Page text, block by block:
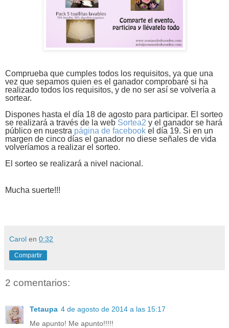
Comprueba que cumples todos los requisitos, ya que una
vez que sepamos quien es el ganador comprobaré si ha
realizado todos los requisitos, y de no ser así se volvería a
sortear.
Dispones hasta el día 18 de agosto para participar. El sorteo
se realizará a través de la web Sortea2 y el ganador se hará
público en nuestra página de facebook el día 19. Si en un
margen de cinco días el ganador no diese señales de vida
volveríamos a realizar el sorteo.
El sorteo se realizará a nivel nacional.
Mucha suerte!!!
Carol en 0:32
Compartir
2 comentarios:
Tetaupa 4 de agosto de 2014 a las 15:17
Me apunto! Me apunto!!!!!